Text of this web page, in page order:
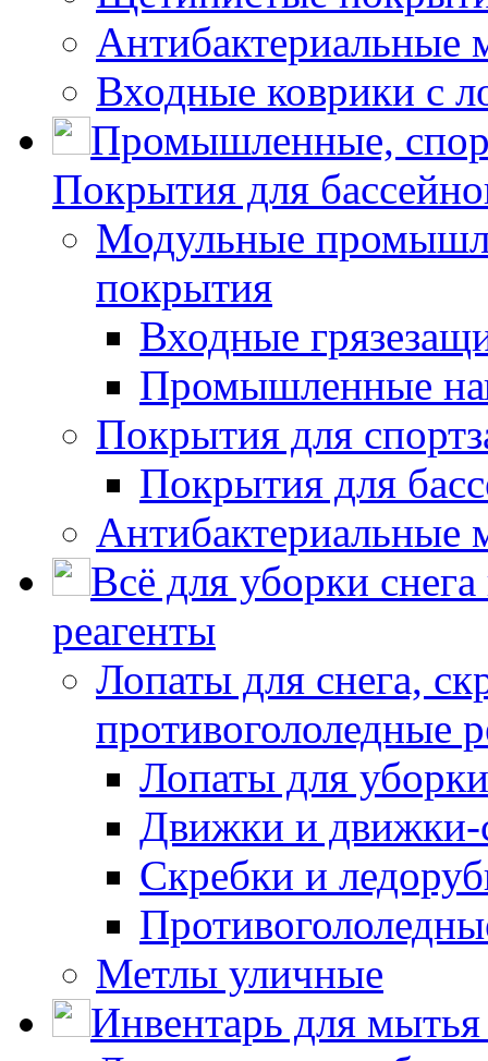
Антибактериальные
Входные коврики с
Промышленные,
Покрытия для
Модульные
покрытия
Входные
Промышленные
Покрытия для
Покрытия для
Антибактериальные
Всё для уборки
реагенты
Лопаты для снега,
противогололедные
Лопаты для
Движки и движки-
Скребки и
Метлы уличные
Инвентарь для мытья